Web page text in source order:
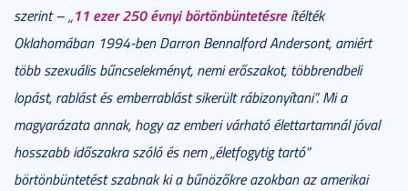
szerint – „11 ezer 250 évnyi börtönbüntetésre ítélték
Oklahomában 1994-ben Darron Bennalford Andersont, amiért
több szexuális bűncselekményt, nemi erőszakot, többrendbeli
lopást, rablást és emberrablást sikerült rábizonyítani”. Mi a
magyarázata annak, hogy az emberi várható élettartamnál jóval
hosszabb időszakra szóló és nem „életfogytig tartó”
börtönbüntetést szabnak ki a bűnözőkre azokban az amerikai